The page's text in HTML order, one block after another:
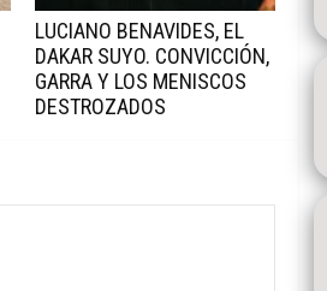
LUCIANO BENAVIDES, EL
DAKAR SUYO. CONVICCIÓN,
GARRA Y LOS MENISCOS
DESTROZADOS